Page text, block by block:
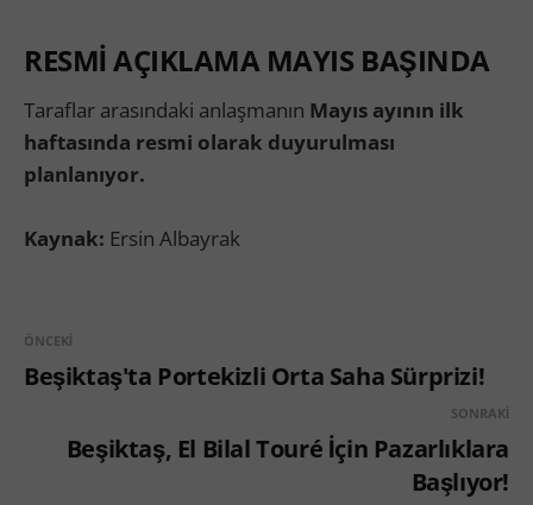
RESMİ AÇIKLAMA MAYIS BAŞINDA
Taraflar arasındaki anlaşmanın Mayıs ayının ilk
haftasında resmi olarak duyurulması
planlanıyor.
Kaynak: Ersin Albayrak
ÖNCEKI
Beşiktaş'ta Portekizli Orta Saha Sürprizi!
SONRAKI
Beşiktaş, El Bilal Touré İçin Pazarlıklara
Başlıyor!